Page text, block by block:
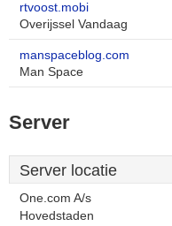
rtvoost.mobi
Overijssel Vandaag
manspaceblog.com
Man Space
Server
Server locatie
One.com A/s
Hovedstaden